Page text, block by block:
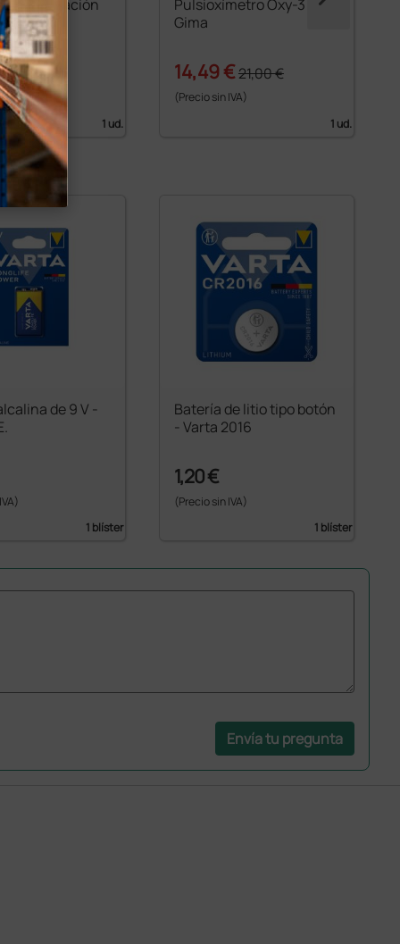
exploración
- Azul
€
1 ud.
Pulsioxímetro Oxy-3
Gima
14,49 €21,00 €
(Precio sin IVA)
1 ud.
de 9 V -
1 blíster
Batería de litio tipo botón
- Varta 2016
1,20 €
(Precio sin IVA)
1 blíster
Envía tu pregunta